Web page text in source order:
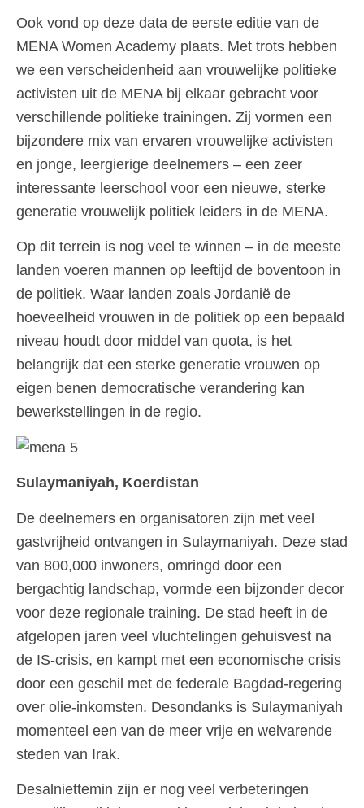
Ook vond op deze data de eerste editie van de
MENA Women Academy plaats. Met trots hebben
we een verscheidenheid aan vrouwelijke politieke
activisten uit de MENA bij elkaar gebracht voor
verschillende politieke trainingen. Zij vormen een
bijzondere mix van ervaren vrouwelijke activisten
en jonge, leergierige deelnemers – een zeer
interessante leerschool voor een nieuwe, sterke
generatie vrouwelijk politiek leiders in de MENA.
Op dit terrein is nog veel te winnen – in de meeste
landen voeren mannen op leeftijd de boventoon in
de politiek. Waar landen zoals Jordanië de
hoeveelheid vrouwen in de politiek op een bepaald
niveau houdt door middel van quota, is het
belangrijk dat een sterke generatie vrouwen op
eigen benen democratische verandering kan
bewerkstellingen in de regio.
Sulaymaniyah, Koerdistan
De deelnemers en organisatoren zijn met veel
gastvrijheid ontvangen in Sulaymaniyah. Deze stad
van 800,000 inwoners, omringd door een
bergachtig landschap, vormde een bijzonder decor
voor deze regionale training. De stad heeft in de
afgelopen jaren veel vluchtelingen gehuisvest na
de IS-crisis, en kampt met een economische crisis
door een geschil met de federale Bagdad-regering
over olie-inkomsten. Desondanks is Sulaymaniyah
momenteel een van de meer vrije en welvarende
steden van Irak.
Desalniettemin zijn er nog veel verbeteringen